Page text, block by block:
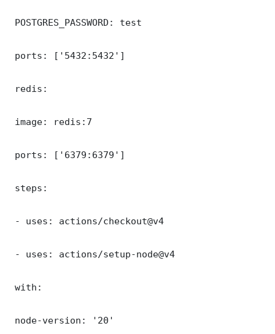
POSTGRES_PASSWORD: test
ports: ['5432:5432']
redis:
image: redis:7
ports: ['6379:6379']
steps:
- uses: actions/checkout@v4
- uses: actions/setup-node@v4
with:
node-version: '20'